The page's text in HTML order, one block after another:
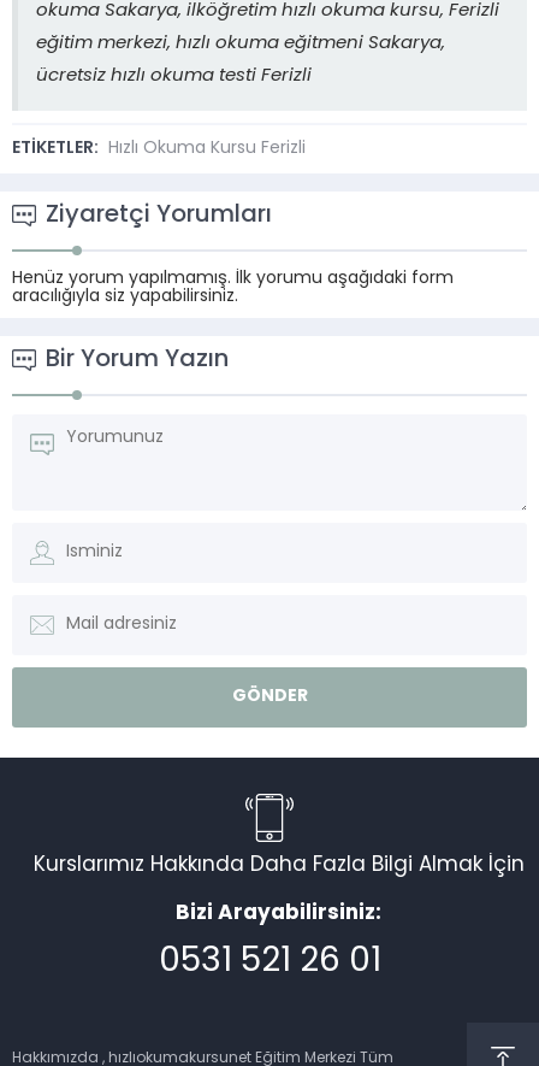
okuma Sakarya, ilköğretim hızlı okuma kursu, Ferizli
eğitim merkezi, hızlı okuma eğitmeni Sakarya,
ücretsiz hızlı okuma testi Ferizli
ETİKETLER: Hızlı Okuma Kursu Ferizli
Ziyaretçi Yorumları
Henüz yorum yapılmamış. İlk yorumu aşağıdaki form
aracılığıyla siz yapabilirsiniz.
Bir Yorum Yazın
Kurslarımız Hakkında Daha Fazla Bilgi Almak İçin
Bizi Arayabilirsiniz:
0531 521 26 01
Hakkımızda , hızlıokumakursunet Eğitim Merkezi Tüm